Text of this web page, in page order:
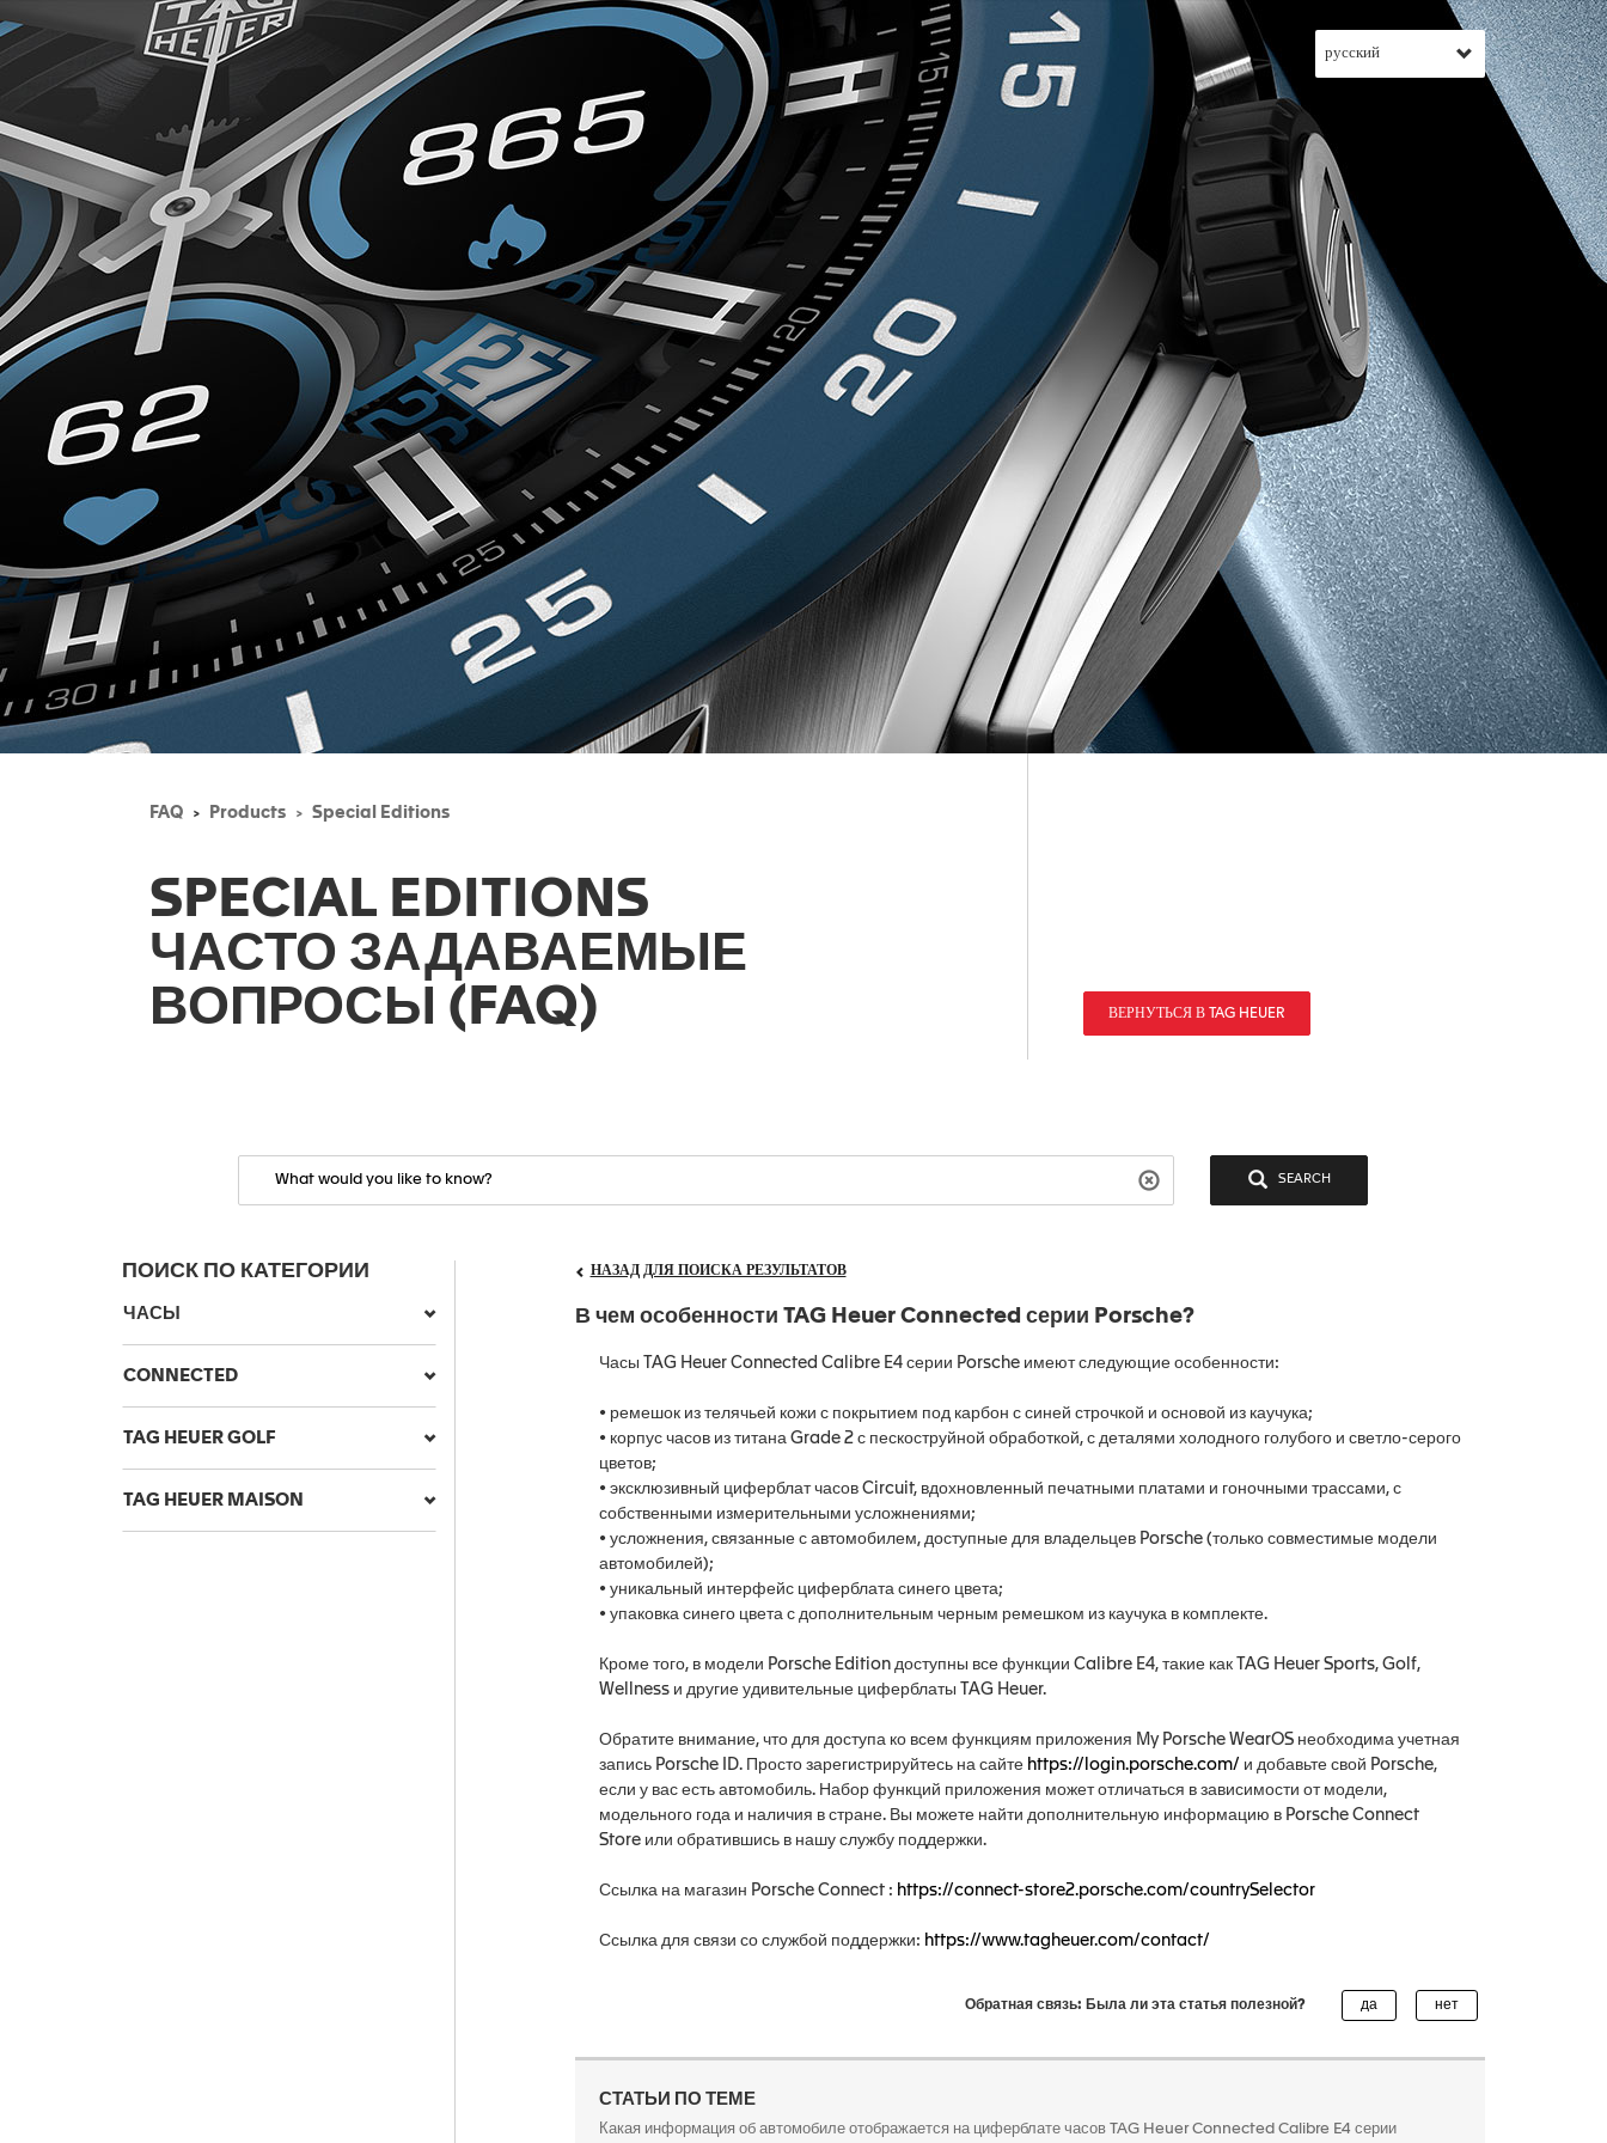
FAQ Products Special Editions
SPECIAL EDITIONS
ЧАСТО ЗАДАВАЕМЫЕ
ВОПРОСЫ (FAQ)
ВЕРНУТЬСЯ В TAG HEUER
SEARCH
ПОИСК ПО КАТЕГОРИИ
ЧАСЫ
CONNECTED
TAG HEUER GOLF
TAG HEUER MAISON
НАЗАД ДЛЯ ПОИСКА РЕЗУЛЬТАТОВ
В чем особенности TAG Heuer Connected серии Porsche?
Часы TAG Heuer Connected Calibre E4 серии Porsche имеют следующие особенности:
• ремешок из телячьей кожи с покрытием под карбон с синей строчкой и основой из каучука;
• корпус часов из титана Grade 2 с пескоструйной обработкой, с деталями холодного голубого и светло-серого
цветов;
• эксклюзивный циферблат часов Circuit, вдохновленный печатными платами и гоночными трассами, с
собственными измерительными усложнениями;
• усложнения, связанные с автомобилем, доступные для владельцев Porsche (только совместимые модели
автомобилей);
• уникальный интерфейс циферблата синего цвета;
• упаковка синего цвета с дополнительным черным ремешком из каучука в комплекте.
Кроме того, в модели Porsche Edition доступны все функции Calibre E4, такие как TAG Heuer Sports, Golf,
Wellness и другие удивительные циферблаты TAG Heuer.
Обратите внимание, что для доступа ко всем функциям приложения My Porsche WearOS необходима учетная
запись Porsche ID. Просто зарегистрируйтесь на сайте https://login.porsche.com/ и добавьте свой Porsche,
если у вас есть автомобиль. Набор функций приложения может отличаться в зависимости от модели,
модельного года и наличия в стране. Вы можете найти дополнительную информацию в Porsche Connect
Store или обратившись в нашу службу поддержки.
Ссылка на магазин Porsche Connect : https://connect-store2.porsche.com/countrySelector
Ссылка для связи со службой поддержки: https://www.tagheuer.com/contact/
Обратная связь: Была ли эта статья полезной?
СТАТЬИ ПО ТЕМЕ
Какая информация об автомобиле отображается на циферблате часов TAG Heuer Connected Calibre E4 серии